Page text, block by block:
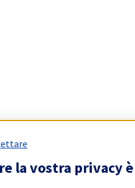
la vostra privacy